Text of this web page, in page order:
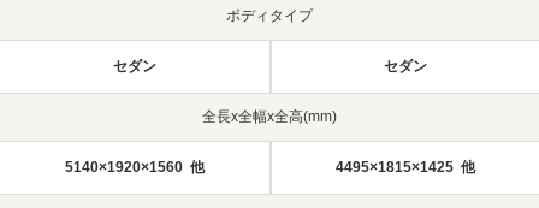
ボディタイプ
セダン セダン
全長x全幅x全高(mm)
5140×1920×1560 他 4495×1815×1425 他